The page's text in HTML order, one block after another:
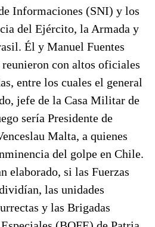
Informaciones (SNI) y los
del Ejército, la Armada y
Él y Manuel Fuentes
con altos oficiales
entre los cuales el general
jefe de la Casa Militar de
sería Presidente de
Malta, a quienes
del golpe en Chile.
elaborado, si las Fuerzas
las unidades
y las Brigadas